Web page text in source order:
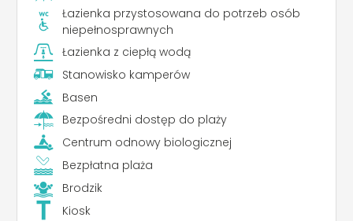
Łazienka przystosowana do potrzeb osób
niepełnosprawnych
Łazienka z ciepłą wodą
Stanowisko kamperów
Basen
Bezpośredni dostęp do plaży
Centrum odnowy biologicznej
Bezpłatna plaża
Brodzik
Kiosk